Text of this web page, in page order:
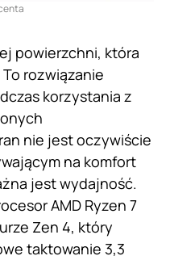
powierzchni, która
rozwiązanie
korzystania z
nie jest oczywiście
na komfort
jest wydajność.
AMD Ryzen 7
Zen 4, który
taktowanie 3,3